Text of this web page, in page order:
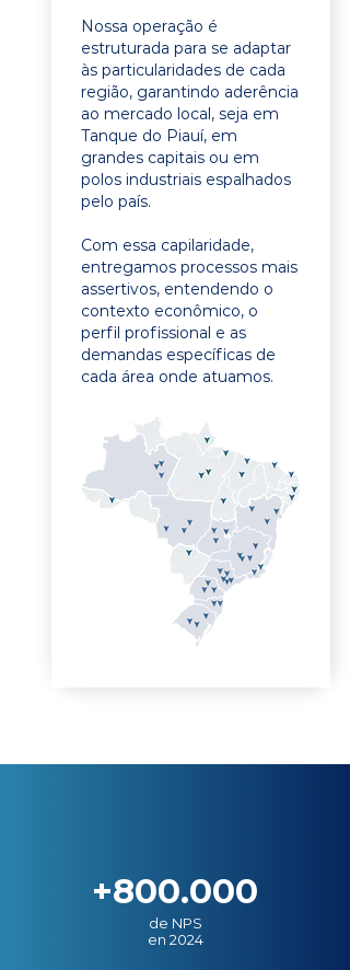
Nossa operação é
estruturada para se adaptar
às particularidades de cada
região, garantindo aderência
ao mercado local, seja em
Tanque do Piauí, em
grandes capitais ou em
polos industriais espalhados
pelo país.
Com essa capilaridade,
entregamos processos mais
assertivos, entendendo o
contexto econômico, o
perfil profissional e as
demandas específicas de
cada área onde atuamos.
+800.000
de NPS
en 2024